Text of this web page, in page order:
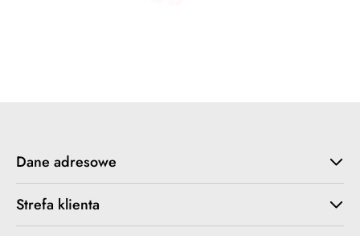
Dane adresowe
Strefa klienta